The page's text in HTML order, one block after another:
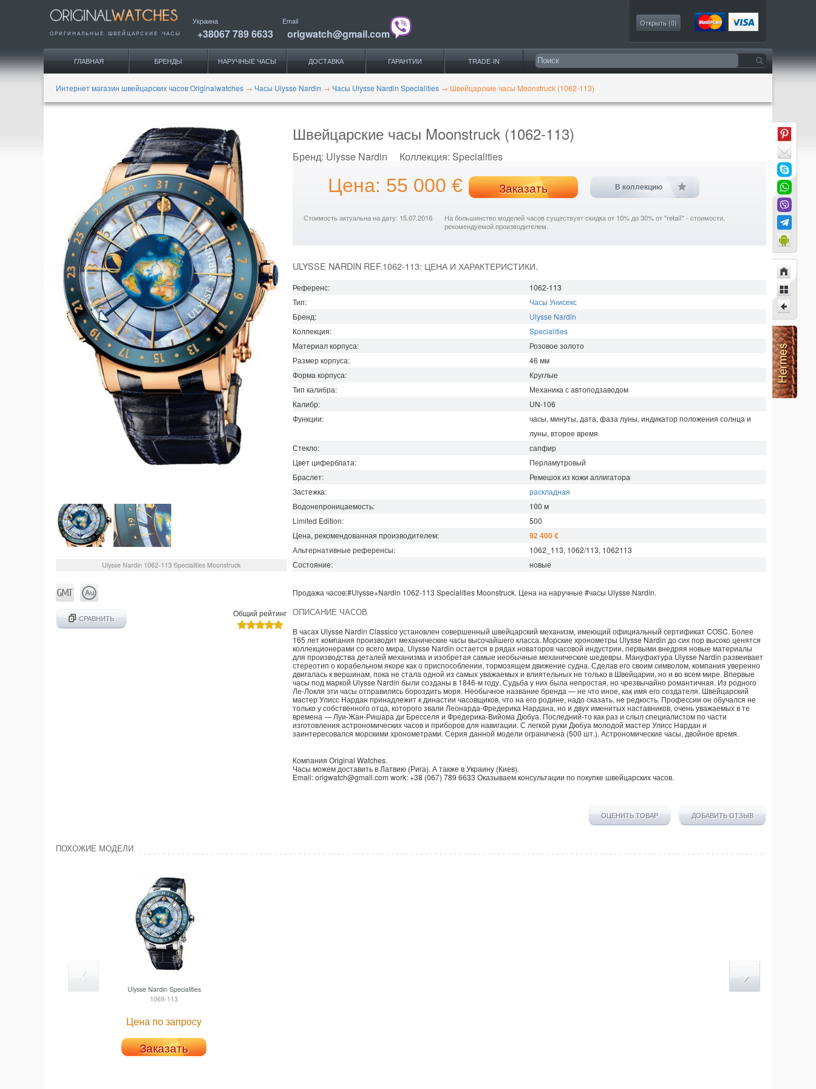
ОРИГИНАЛЬНЫЕ ШВЕЙЦАРСКИЕ ЧАСЫ
Украина
+38067 789 6633
Email
origwatch@gmail.com
Открыть (0)
ГЛАВНАЯ БРЕНДЫ НАРУЧНЫЕ ЧАСЫ ДОСТАВКА ГАРАНТИИ TRADE-IN
Интернет магазин швейцарских часов Originalwatches → Часы Ulysse Nardin → Часы Ulysse Nardin Specialities → Швейцарские часы Moonstruck (1062-113)
Ulysse Nardin 1062-113 Specialities Moonstruck
СРАВНИТЬ
Общий рейтинг
Швейцарские часы Moonstruck (1062-113)
Бренд: Ulysse Nardin Коллекция: Specialities
Цена: 55 000 € Заказать В коллекцию
Стоимость актуальна на дату: 15.07.2016
На большинство моделей часов существует скидка от 10% до 30% от "retail" - стоимости,
рекомендуемой производителем.
ULYSSE NARDIN REF.1062-113: ЦЕНА И ХАРАКТЕРИСТИКИ.
Референс:
1062-113
Тип:
Часы Унисекс
Бренд:
Ulysse Nardin
Коллекция:
Specialities
Материал корпуса:
Розовое золото
Размер корпуса:
46 мм
Форма корпуса:
Круглые
Тип калибра:
Механика с автоподзаводом
Калибр:
UN-106
Функции:
часы, минуты, дата, фаза луны, индикатор положения солнца и
луны, второе время
Стекло:
сапфир
Цвет циферблата:
Перламутровый
Браслет:
Ремешок из кожи аллигатора
Застежка:
раскладная
Водонепроницаемость: 100 м
Limited Edition:
500
Цена, рекомендованная производителем:
92 400 €
Альтернативные референсы:
1062_113, 1062/113, 1062113
Состояние:
новые
Продажа часов:#Ulysse+Nardin 1062-113 Specialities Moonstruck. Цена на наручные #часы Ulysse Nardin.
ОПИСАНИЕ ЧАСОВ
В часах Ulysse Nardin Classico установлен совершенный швейцарский механизм, имеющий официальный сертификат COSC. Более
165 лет компания производит механические часы высочайшего класса. Морские хронометры Ulysse Nardin до сих пор высоко ценятся
коллекционерами со всего мира. Ulysse Nardin остается в рядах новаторов часовой индустрии, первыми внедряя новые материалы
для производства деталей механизма и изобретая самые необычные механические шедевры. Мануфактура Ulysse Nardin развеивает
стереотип о корабельном якоре как о приспособлении, тормозящем движение судна. Сделав его своим символом, компания уверенно
двигалась к вершинам, пока не стала одной из самых уважаемых и влиятельных не только в Швейцарии, но и во всем мире. Впервые
часы под маркой Ulysse Nardin были созданы в 1846-м году. Судьба у них была непростая, но чрезвычайно романтичная. Из родного
Ле-Локля эти часы отправились бороздить моря. Необычное название бренда — не что иное, как имя его создателя. Швейцарский
мастер Улисс Нардан принадлежит к династии часовщиков, что на его родине, надо сказать, не редкость. Профессии он обучался не
только у собственного отца, которого звали Леонарда-Фредерика Нардана, но и двух именитых наставников, очень уважаемых в те
времена — Луи-Жан-Ришара ди Бресселя и Фредерика-Вийома Дюбуа. Последний-то как раз и слыл специалистом по части
изготовления астрономических часов и приборов для навигации. С легкой руки Дюбуа молодой мастер Улисс Нардан и
заинтересовался морскими хронометрами. Серия данной модели ограничена (500 шт.). Астрономические часы, двойное время.
Компания Original Watches.
Часы можем доставить в Латвию (Рига). А также вУкраину (Киев).
Email:origwatch@gmail.com work:+38 (067) 789 6633 Оказываем консультации по покупке швейцарских часов.
ОЦЕНИТЬ ТОВАР ДОБАВИТЬ ОТЗЫВ
ПОХОЖИЕ МОДЕЛИ
Ulysse NardinSpecialities
1069-113
Цена по запросу
Заказать